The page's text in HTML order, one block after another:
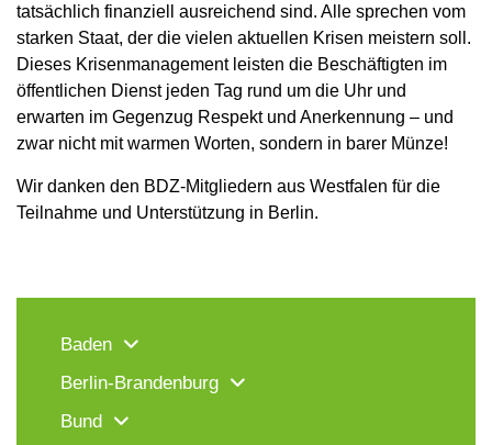
tatsächlich finanziell ausreichend sind. Alle sprechen vom
starken Staat, der die vielen aktuellen Krisen meistern soll.
Dieses Krisenmanagement leisten die Beschäftigten im
öffentlichen Dienst jeden Tag rund um die Uhr und
erwarten im Gegenzug Respekt und Anerkennung – und
zwar nicht mit warmen Worten, sondern in barer Münze!
Wir danken den BDZ-Mitgliedern aus Westfalen für die
Teilnahme und Unterstützung in Berlin.
Baden
Berlin-Brandenburg
Bund